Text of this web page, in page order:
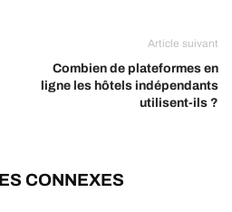
Article suivant
Combien de plateformes en
ligne les hôtels indépendants
utilisent-ils ?
CONNEXES